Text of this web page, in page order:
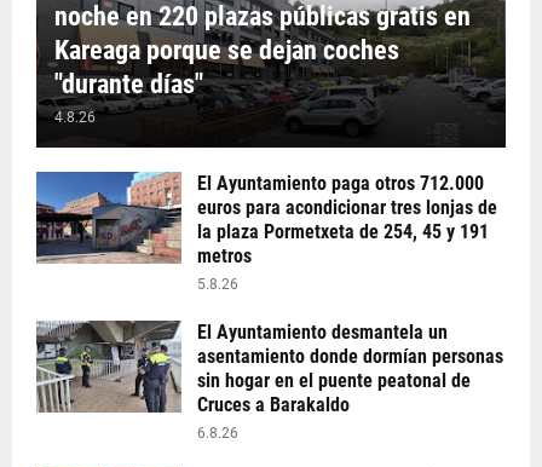
noche en 220 plazas públicas gratis en
Kareaga porque se dejan coches
"durante días"
4.8.26
El Ayuntamiento paga otros 712.000
euros para acondicionar tres lonjas de
la plaza Pormetxeta de 254, 45 y 191
metros
5.8.26
El Ayuntamiento desmantela un
asentamiento donde dormían personas
sin hogar en el puente peatonal de
Cruces a Barakaldo
6.8.26